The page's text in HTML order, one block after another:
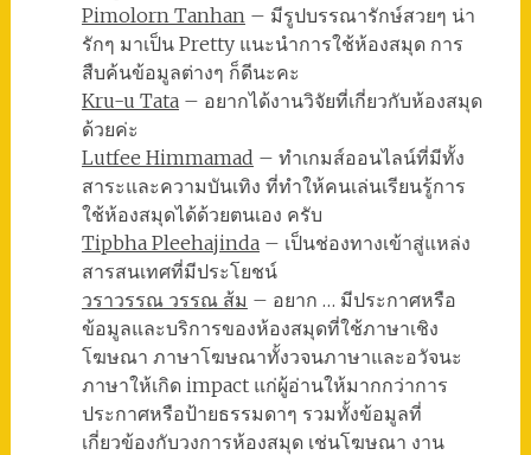
Pimolorn Tanhan – มีรูปบรรณารักษ์สวยๆ น่า
รักๆ มาเป็น Pretty แนะนำการใช้ห้องสมุด การ
สืบค้นข้อมูลต่างๆ ก็ดีนะคะ
Kru-u Tata– อยากได้งานวิจัยที่เกี่ยวกับห้องสมุด
ด้วยค่ะ
Lutfee Himmamad – ทำเกมส์ออนไลน์ที่มีทั้ง
สาระและความบันเทิง ที่ทำให้คนเล่นเรียนรู้การ
ใช้ห้องสมุดได้ด้วยตนเอง ครับ
Tipbha Pleehajinda– เป็นช่องทางเข้าสู่แหล่ง
สารสนเทศที่มีประโยชน์
วราวรรณ วรรณ ส้ม – อยาก … มีประกาศหรือ
ข้อมูลและบริการของห้องสมุดที่ใช้ภาษาเชิง
โฆษณา ภาษาโฆษณาทั้งวจนภาษาและอวัจนะ
ภาษาให้เกิด impact แก่ผู้อ่านให้มากกว่าการ
ประกาศหรือป้ายธรรมดาๆ รวมทั้งข้อมูลที่
เกี่ยวข้องกับวงการห้องสมุด เช่นโฆษณา งาน